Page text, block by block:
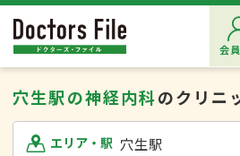
会
穴生駅の神経内科のクリニ
エリア・駅 穴生駅